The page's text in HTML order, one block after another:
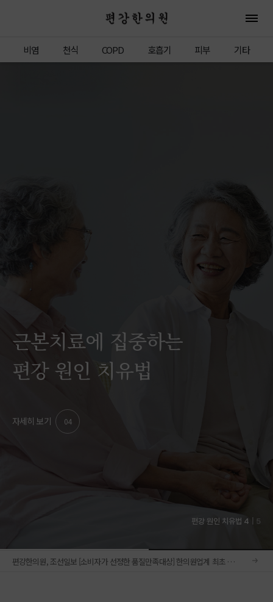
편강한의원 전체
비염 천식 COPD 호흡기 피부 기타
근본치료에 집중하는
편강 원인 치유법
자세히 보기 04
편강 원인 치유법 4 | 5
편강한의원, 조선일보 [소비자가 선정한 품질만족대상] 한의원업계 최초 16년 연속 대상 공지